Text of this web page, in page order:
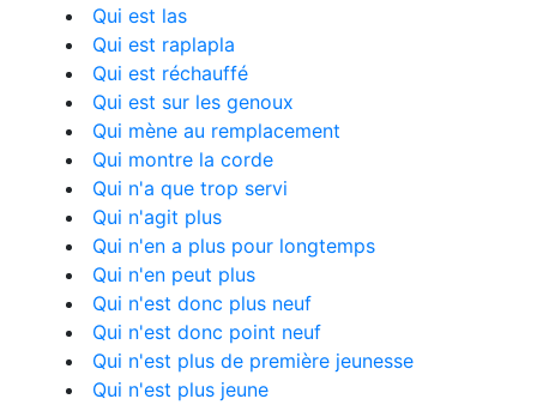
Qui est las
Qui est raplapla
Qui est réchauffé
Qui est sur les genoux
Qui mène au remplacement
Qui montre la corde
Qui n'a que trop servi
Qui n'agit plus
Qui n'en a plus pour longtemps
Qui n'en peut plus
Qui n'est donc plus neuf
Qui n'est donc point neuf
Qui n'est plus de première jeunesse
Qui n'est plus jeune